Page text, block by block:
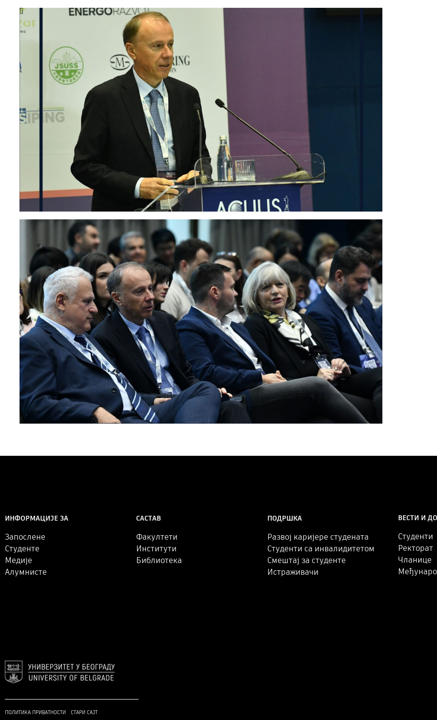
ИНФОРМАЦИЈЕ ЗА
Запослене
Студенте
Медије
Алумнисте
САСТАВ
Факултети
Институти
Библиотека
ПОДРШКА
Развој каријере студената
Студенти са инвалидитетом
Смештај за студенте
Истраживачи
ВЕСТИ И
Студенти
Ректорат
Чланице
ПОЛИТИКА ПРИВАТНОСТИ СТАРИ САЈТ